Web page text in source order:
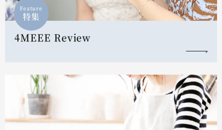
Feature
特集
4MEEE Review